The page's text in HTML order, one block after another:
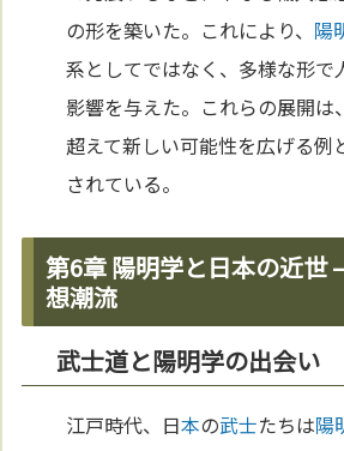
の形を築いた。これにより、 陽
系としてではなく、多様な形で
影響を与えた。これらの展開は
超えて新しい可能性を広げる例
されている。
第6章 陽明学と日本の近世
想潮流
武士道と陽明学の出会い
江戸時代、日本の武士たちは陽